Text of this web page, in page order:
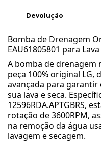
Devolução
Bomba de Drenagem
EAU61805801 para
A bomba de drenagem
peça 100% original LG,
avançada para
sua lava e seca.
12596RDA.APTGBRS,
rotação de 3600RPM,
na remoção da água
lavagem e secagem.